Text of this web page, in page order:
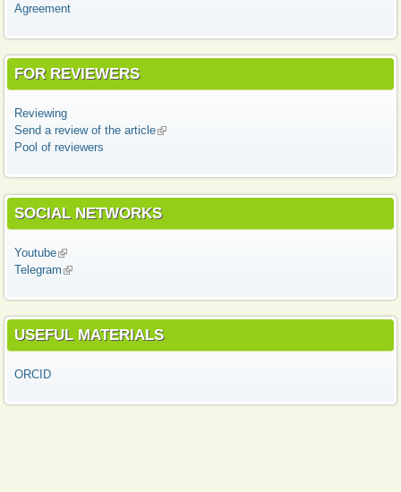
Agreement
FOR REVIEWERS
Reviewing
Send a review of the article(link is external)
Pool of reviewers
SOCIAL NETWORKS
Youtube(link is external)
Telegram (link is external)
USEFUL MATERIALS
ORCID